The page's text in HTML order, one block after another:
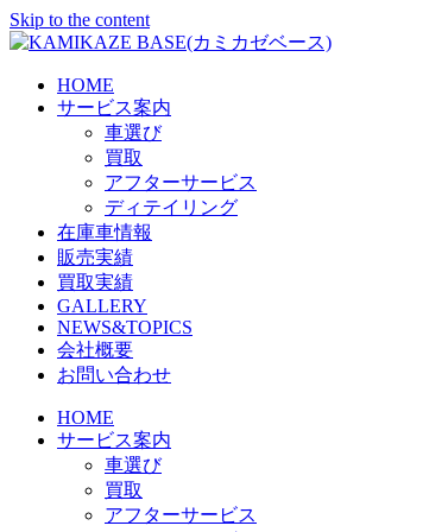
Skip to the content
HOME
サービス案内
車選び
買取
アフターサービス
ディテイリング
在庫車情報
販売実績
買取実績
GALLERY
NEWS&TOPICS
会社概要
お問い合わせ
HOME
サービス案内
車選び
買取
アフターサービス